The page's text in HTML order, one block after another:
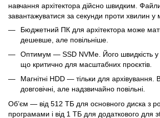
навчання архітектора дійсно швидким.
завантажуватися за секунди проти хвилин у
Бюджетний ПК для архітектора може
дешевше, але повільніше.
Оптимум — SSD NVMe. Його швидкість у
що критично для масштабних проєктів.
Магнітні HDD — тільки для архівування.
довговічні, але надзвичайно повільні.
Об’єм — від 512 ТБ для основного диска з
програмами і від 1 ТБ для додаткового для